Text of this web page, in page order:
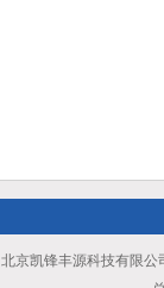
北京凯锋丰源科技有限公